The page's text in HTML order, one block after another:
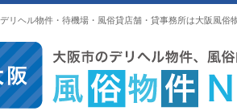
リヘル物件・待機場・風俗貸店舗・貸事務所は大阪風俗